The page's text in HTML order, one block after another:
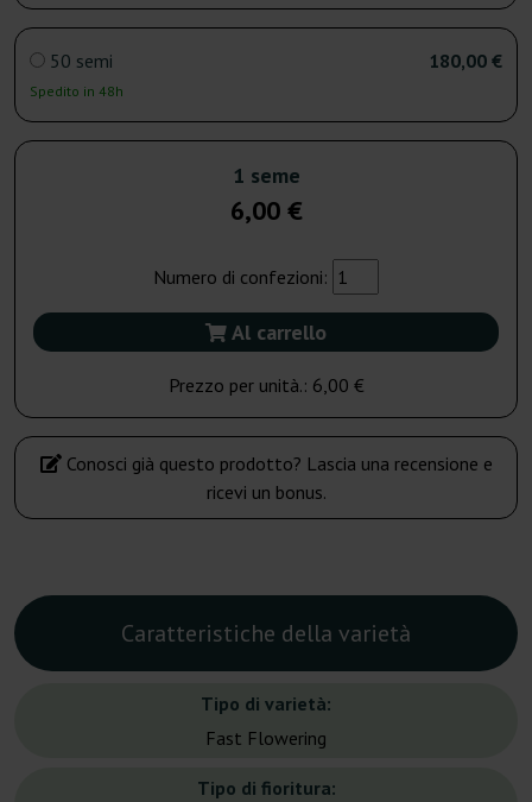
50 semi
Spedito in 48h
180,00 €
1 seme
6,00 €
Numero di confezioni:
Al carrello
Prezzo per unità.: 6,00 €
Conosci già questo prodotto? Lascia una recensione e
ricevi un bonus.
Caratteristiche della varietà
Tipo di varietà:
Fast Flowering
Tipo di fioritura: